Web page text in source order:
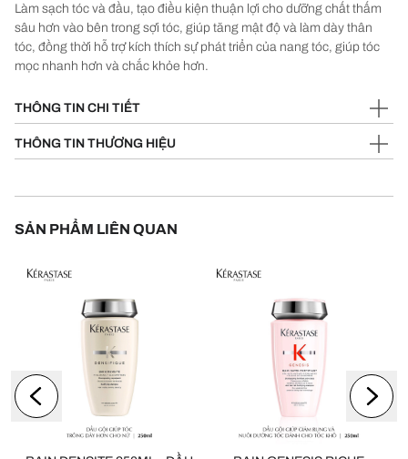
Làm sạch tóc và đầu, tạo điều kiện thuận lợi cho dưỡng chất thấm
sâu hơn vào bên trong sợi tóc, giúp tăng mật độ và làm dày thân
tóc, đồng thời hỗ trợ kích thích sự phát triển của nang tóc, giúp tóc
mọc nhanh hơn và chắc khỏe hơn.
THÔNG TIN CHI TIẾT
THÔNG TIN THƯƠNG HIỆU
SẢN PHẨM LIÊN QUAN